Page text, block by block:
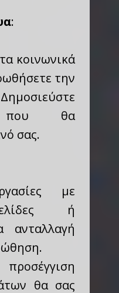
:
κοινωνικά
την
που θα
σας.
με
ή
ανταλλαγή
θα σας